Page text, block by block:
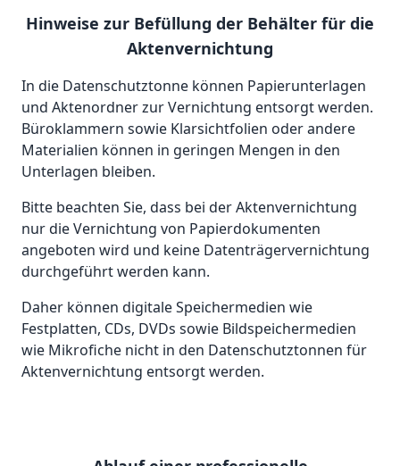
Hinweise zur Befüllung der Behälter für die
Aktenvernichtung
In die Datenschutztonne können Papierunterlagen
und Aktenordner zur Vernichtung entsorgt werden.
Büroklammern sowie Klarsichtfolien oder andere
Materialien können in geringen Mengen in den
Unterlagen bleiben.
Bitte beachten Sie, dass bei der Aktenvernichtung
nur die Vernichtung von Papierdokumenten
angeboten wird und keine Datenträgervernichtung
durchgeführt werden kann.
Daher können digitale Speichermedien wie
Festplatten, CDs, DVDs sowie Bildspeichermedien
wie Mikrofiche nicht in den Datenschutztonnen für
Aktenvernichtung entsorgt werden.